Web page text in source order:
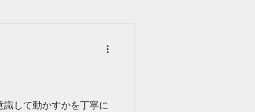
して動かすかを丁寧に